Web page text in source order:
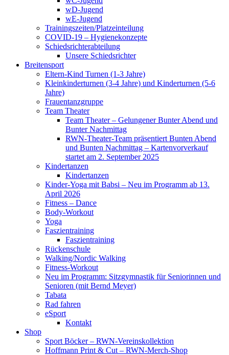
wD-Jugend
wE-Jugend
Trainingszeiten/Platzeinteilung
COVID-19 – Hygienekonzepte
Schiedsrichterabteilung
Unsere Schiedsrichter
Breitensport
Eltern-Kind Turnen (1-3 Jahre)
Kleinkinderturnen (3-4 Jahre) und Kinderturnen (5-6
Jahre)
Frauentanzgruppe
Team Theater
Team Theater – Gelungener Bunter Abend und
Bunter Nachmittag
RWN-Theater-Team präsentiert Bunten Abend
und Bunten Nachmittag – Kartenvorverkauf
startet am 2. September 2025
Kindertanzen
Kindertanzen
Kinder-Yoga mit Babsi – Neu im Programm ab 13.
April 2026
Fitness – Dance
Body-Workout
Yoga
Faszientraining
Faszientraining
Rückenschule
Walking/Nordic Walking
Fitness-Workout
Neu im Programm: Sitzgymnastik für Seniorinnen und
Senioren (mit Bernd Meyer)
Tabata
Rad fahren
eSport
Kontakt
Shop
Sport Böcker – RWN-Vereinskollektion
Hoffmann Print & Cut – RWN-Merch-Shop